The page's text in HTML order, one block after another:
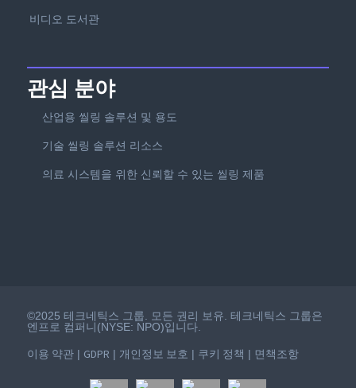
비디오 도서관
관심 분야
산업용 씰링 솔루션 및 용도
기술 씰링 솔루션 리소스
의료 시스템을 위한 신뢰할 수 있는 씰링 제품
©2025 테크네틱스 그룹. 모든 권리 보유. 테크네틱스 그룹은
엔프로 컴퍼니(NYSE: NPO)입니다.
이용 약관| GDPR | 개인정보 보호 | 쿠키 정책 | 면책조항